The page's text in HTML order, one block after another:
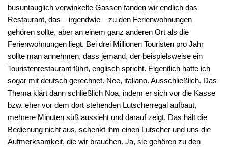
busuntauglich verwinkelte Gassen fanden wir endlich das
Restaurant, das – irgendwie – zu den Ferienwohnungen
gehören sollte, aber an einem ganz anderen Ort als die
Ferienwohnungen liegt. Bei drei Millionen Touristen pro Jahr
sollte man annehmen, dass jemand, der beispielsweise ein
Touristenrestaurant führt, englisch spricht. Eigentlich hatte ich
sogar mit deutsch gerechnet. Nee, italiano. Ausschließlich. Das
Thema klärt dann schließlich Noa, indem er sich vor die Kasse
bzw. eher vor dem dort stehenden Lutscherregal aufbaut,
mehrere Minuten süß aussieht und darauf zeigt. Das hält die
Bedienung nicht aus, schenkt ihm einen Lutscher und uns die
Aufmerksamkeit, die wir brauchen. Ja, sie gehören zu den